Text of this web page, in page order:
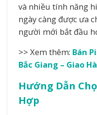
và nhiều tính năng
ngày càng được ưa
người mới bắt đầu
>> Xem thêm: Bán
Bắc Giang – Giao
Hướng Dẫn
Hợp